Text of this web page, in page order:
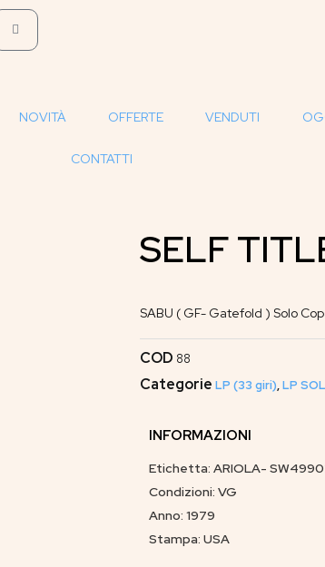
NOVITÀ OFFERTE VENDUTI
CONTATTI
SELF
SABU ( GF- Gatefold ) Solo
COD 88
Categorie LP (33 giri),LP
INFORMAZIONI
Etichetta: ARIOLA-
Condizioni: VG
Anno: 1979
Stampa: USA